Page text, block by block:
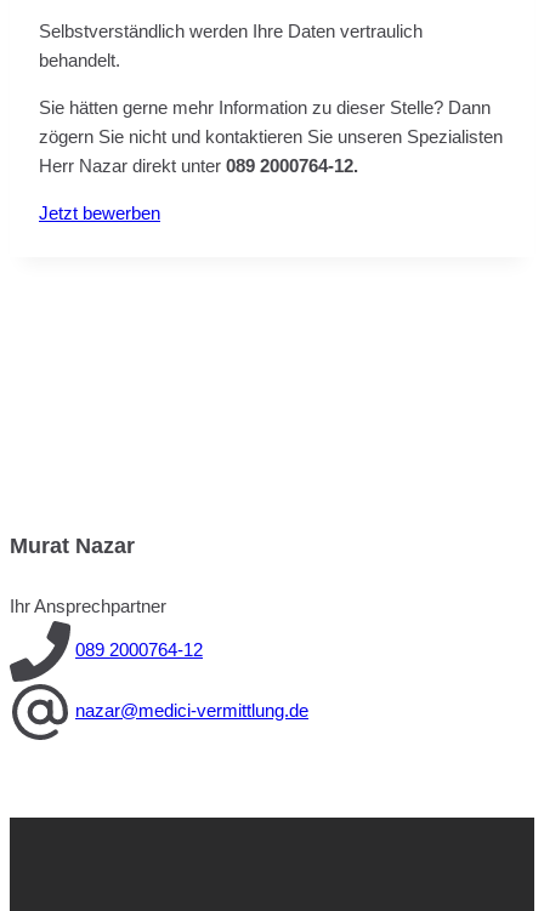
Selbstverständlich werden Ihre Daten vertraulich
behandelt.
Sie hätten gerne mehr Information zu dieser Stelle? Dann
zögern Sie nicht und kontaktieren Sie unseren Spezialisten
Herr Nazar direkt unter 089 2000764-12.
Jetzt bewerben
Murat Nazar
Ihr Ansprechpartner
089 2000764-12
nazar@medici-vermittlung.de